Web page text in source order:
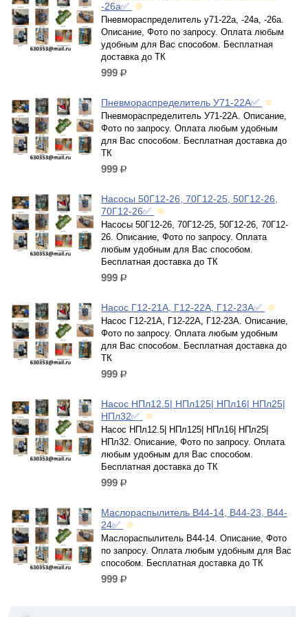
-26а✅
Пневмораспределитель у71-22а, -24а, -26а.
Описание, Фото по запросу. Оплата любым
удобным для Вас способом. Бесплатная
доставка до ТК
999 р.
Пневмораспределитель У71-22А✅
Пневмораспределитель У71-22А. Описание,
Фото по запросу. Оплата любым удобным
для Вас способом. Бесплатная доставка до
ТК
999 р.
Насосы 50Г12-26, 70Г12-25, 50Г12-26,
70Г12-26✅
Насосы 50Г12-26, 70Г12-25, 50Г12-26, 70Г12-
26. Описание, Фото по запросу. Оплата
любым удобным для Вас способом.
Бесплатная доставка до ТК
999 р.
Насос Г12-21А, Г12-22А, Г12-23А✅
Насос Г12-21А, Г12-22А, Г12-23А. Описание,
Фото по запросу. Оплата любым удобным
для Вас способом. Бесплатная доставка до
ТК
999 р.
Насос НПл12.5| НПл125| НПл16| НПл25|
НПл32✅
Насос НПл12.5| НПл125| НПл16| НПл25|
НПл32. Описание, Фото по запросу. Оплата
любым удобным для Вас способом.
Бесплатная доставка до ТК
999 р.
Маслораспылитель В44-14, В44-23, В44-
24✅
Маслораспылитель В44-14. Описание, Фото
по запросу. Оплата любым удобным для Вас
способом. Бесплатная доставка до ТК
999 р.